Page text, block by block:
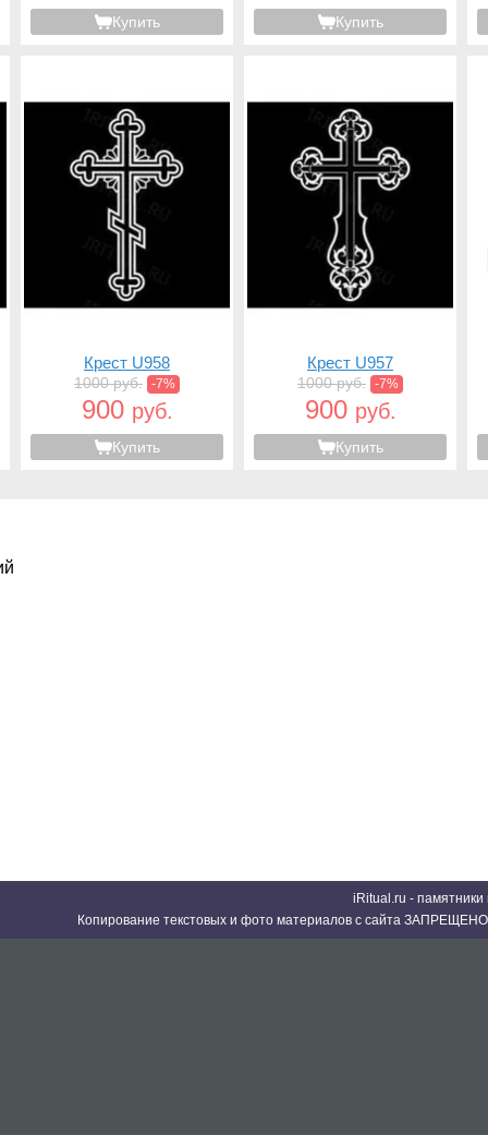
Купить Купить
Крест U958
1000 руб. -7%
900 руб.
Купить
Крест U957
1000 руб. -7%
900 руб.
Купить
iRitual.ru -
Копирование текстовых и фото материалов с сайта